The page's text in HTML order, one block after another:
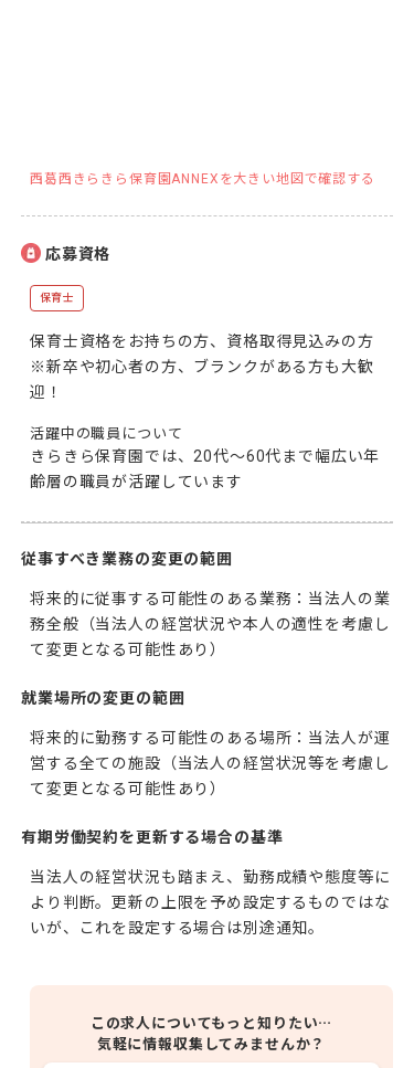
西葛西きらきら保育園ANNEXを大きい地図で確認する
応募資格
保育士
保育士資格をお持ちの方、資格取得見込みの方
※新卒や初心者の方、ブランクがある方も大歓
迎！
活躍中の職員について
きらきら保育園では、20代～60代まで幅広い年
齢層の職員が活躍しています
従事すべき業務の変更の範囲
将来的に従事する可能性のある業務：当法人の業
務全般（当法人の経営状況や本人の適性を考慮し
て変更となる可能性あり）
就業場所の変更の範囲
将来的に勤務する可能性のある場所：当法人が運
営する全ての施設（当法人の経営状況等を考慮し
て変更となる可能性あり）
有期労働契約を更新する場合の基準
当法人の経営状況も踏まえ、勤務成績や態度等に
より判断。更新の上限を予め設定するものではな
いが、これを設定する場合は別途通知。
この求人についてもっと知りたい…
気軽に情報収集してみませんか？